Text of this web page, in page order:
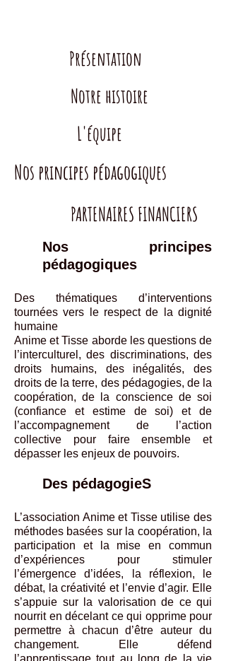
Présentation
Notre histoire
L'équipe
Nos principes pédagogiques
PARTENAIRES FINANCIERS
Nos principes
pédagogiques
Des thématiques d’interventions
tournées vers le respect de la dignité
humaine
Anime et Tisse aborde les questions de
l’interculturel, des discriminations, des
droits humains, des inégalités, des
droits de la terre, des pédagogies, de la
coopération, de la conscience de soi
(confiance et estime de soi) et de
l’accompagnement de l’action
collective pour faire ensemble et
dépasser les enjeux de pouvoirs.
Des pédagogieS
L’association Anime et Tisse utilise des
méthodes basées sur la coopération, la
participation et la mise en commun
d’expériences pour stimuler
l’émergence d’idées, la réflexion, le
débat, la créativité et l’envie d’agir. Elle
s’appuie sur la valorisation de ce qui
nourrit en décelant ce qui opprime pour
permettre à chacun d’être auteur du
changement. Elle défend
l’apprentissage tout au long de la vie